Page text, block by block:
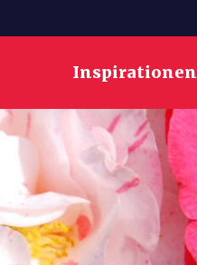
Inspirationen